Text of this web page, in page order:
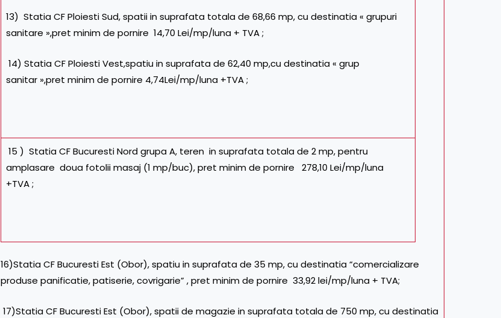
13) Statia CF Ploiesti Sud, spatii in suprafata totala de 68,66 mp, cu destinatia « grupuri
sanitare »,pret minim de pornire 14,70 Lei/mp/luna + TVA ;
14) Statia CF Ploiesti Vest,spatiu in suprafata de 62,40 mp,cu destinatia « grup
sanitar »,pret minim de pornire 4,74Lei/mp/luna +TVA ;
15 ) Statia CF Bucuresti Nord grupa A, teren in suprafata totala de 2 mp, pentru
amplasare doua fotolii masaj (1 mp/buc), pret minim de pornire 278,10 Lei/mp/luna
+TVA ;
16)Statia CF Bucuresti Est (Obor), spatiu in suprafata de 35 mp, cu destinatia “comercializare
produse panificatie, patiserie, covrigarie” , pret minim de pornire 33,92 lei/mp/luna + TVA;
17)Statia CF Bucuresti Est (Obor), spatii de magazie in suprafata totala de 750 mp, cu destinatia